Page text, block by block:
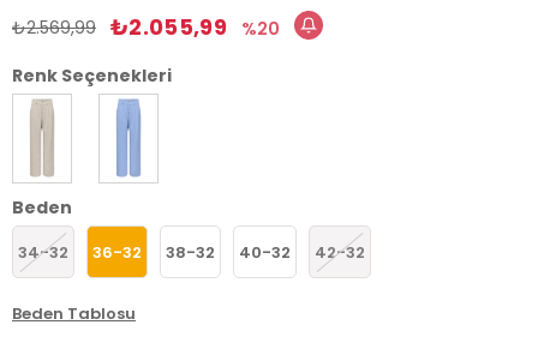
₺2.569,99 ₺2.055,99
20
Renk Seçenekleri
Beden
34-32 36-32 38-32 40-32 42-32
Beden Tablosu